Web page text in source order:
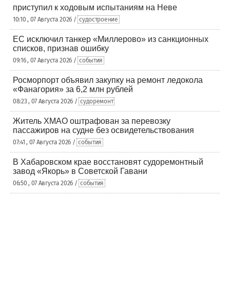
приступил к ходовым испытаниям на Неве
10:10 , 07 Августа 2026 / судостроение
ЕС исключил танкер «Миллерово» из санкционных
списков, признав ошибку
09:16 , 07 Августа 2026 / события
Росморпорт объявил закупку на ремонт ледокола
«Фанагория» за 6,2 млн рублей
08:23 , 07 Августа 2026 / судоремонт
Житель ХМАО оштрафован за перевозку
пассажиров на судне без освидетельствования
07:41 , 07 Августа 2026 / события
В Хабаровском крае восстановят судоремонтный
завод «Якорь» в Советской Гавани
06:50 , 07 Августа 2026 / события